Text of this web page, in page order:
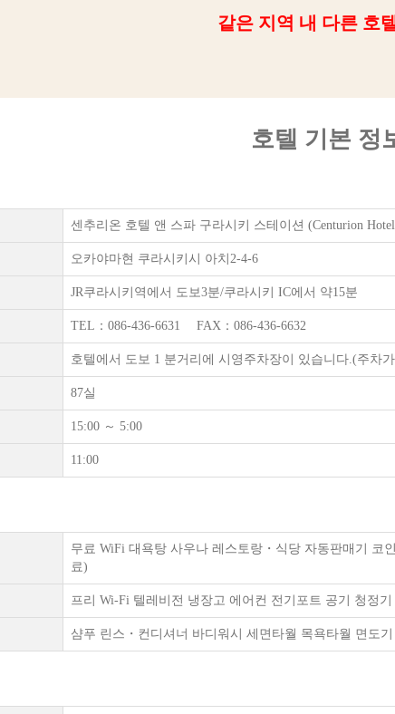
같은 지역 내 다른 호
호텔 기본 정
센추리온 호텔 앤 스파 구라시키 스테이션 (Centurion
오카야마현 쿠라시키시 아치2-4-6
JR쿠라시키역에서 도보3분/쿠라시키 IC에서 약15분
TEL：086-436-6631 FAX：086-436-6632
호텔에서 도보 1 분거리에 시영주차장이 있습니다.(주차
87실
15:00 ～ 5:00
11:00
무료 WiFi 대욕탕 사우나 레스토랑・식당 자동판매기 코
료)
프리 Wi-Fi 텔레비전 냉장고 에어컨 전기포트 공기 청정
샴푸 린스・컨디셔너 바디워시 세면타월 목욕타월 면도